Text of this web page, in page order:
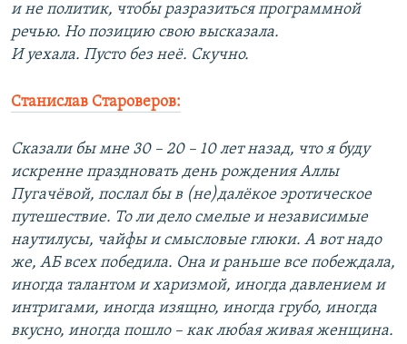
и не политик, чтобы разразиться программной
речью. Но позицию свою высказала.
И уехала. Пусто без неё. Скучно.
Станислав Староверов:
Сказали бы мне 30 – 20 – 10 лет назад, что я буду
искренне праздновать день рождения Аллы
Пугачёвой, послал бы в (не)далёкое эротическое
путешествие. То ли дело смелые и независимые
наутилусы, чайфы и смысловые глюки. А вот надо
же, АБ всех победила. Она и раньше все побеждала,
иногда талантом и харизмой, иногда давлением и
интригами, иногда изящно, иногда грубо, иногда
вкусно, иногда пошло – как любая живая женщина.